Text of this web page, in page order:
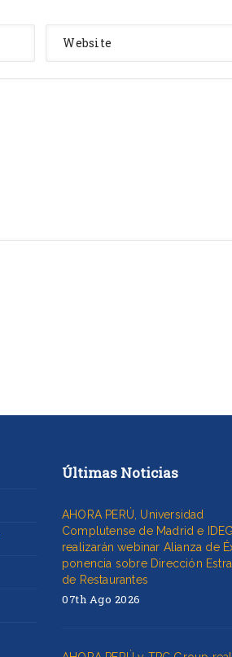
Últimas Noticias
AHORA PERÚ, Universidad
Complutense de Madrid e
realizarán webinar Alianza de
ponencia sobre Dirección
de Restaurantes
07th Ago 2026